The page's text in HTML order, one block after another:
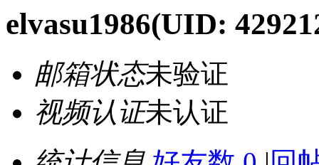
elvasu1986(UID:
邮箱状态未验证
视频认证未认证